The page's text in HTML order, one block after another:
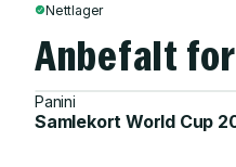
Nettlager
Anbefalt
Panini
Samlekort World Cup